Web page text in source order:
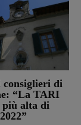
consiglieri di
“La TARI
più alta di